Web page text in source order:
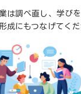
は調べ直し、学び
成にもつなげてくだ